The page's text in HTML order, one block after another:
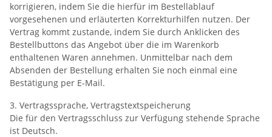
korrigieren, indem Sie die hierfür im Bestellablauf
vorgesehenen und erläuterten Korrekturhilfen nutzen. Der
Vertrag kommt zustande, indem Sie durch Anklicken des
Bestellbuttons das Angebot über die im Warenkorb
enthaltenen Waren annehmen. Unmittelbar nach dem
Absenden der Bestellung erhalten Sie noch einmal eine
Bestätigung per E-Mail.
3. Vertragssprache, Vertragstextspeicherung
Die für den Vertragsschluss zur Verfügung stehende Sprache
ist Deutsch.